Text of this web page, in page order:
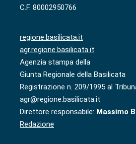
C.F. 80002950766
regione.basilicata.it
agr.regione.basilicata.it
Agenzia stampa della
Giunta Regionale della Basilicata
Registrazione n. 209/1995 al
agr@regione.basilicata.it
Direttore responsabile: Massimo
Redazione